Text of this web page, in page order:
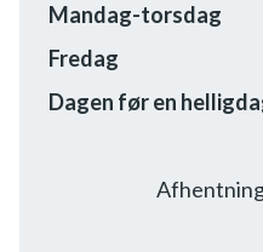
Mandag-
Fredag
Dagen før en